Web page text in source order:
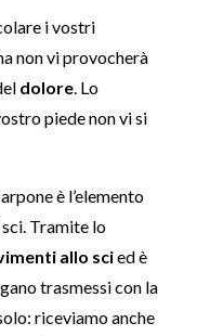
i vostri
non vi provocherà
dolore. Lo
piede non vi si
è l’elemento
Tramite lo
allo scied è
trasmessi con la
riceviamo anche